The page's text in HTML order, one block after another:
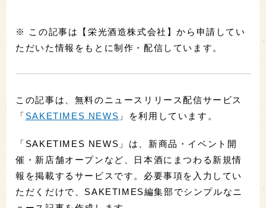
※ この記事は【栄光酒造株式会社】から申請してい
ただいた情報をもとに制作・配信しています。
この記事は、無料のニュースリリース配信サービス
「 SAKETIMES NEWS 」を利用しています。
「SAKETIMES NEWS」は、新商品・イベント開
催・新店舗オープンなど、日本酒にまつわる新規情
報を掲載するサービスです。必要事項を入力してい
ただくだけで、SAKETIMES編集部でシンプルなニ